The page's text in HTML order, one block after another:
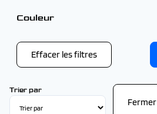
VOLVO (1)
Couleur
Blanc (1)
Gris (1)
Effacer les filtres
Trier par
Fermer